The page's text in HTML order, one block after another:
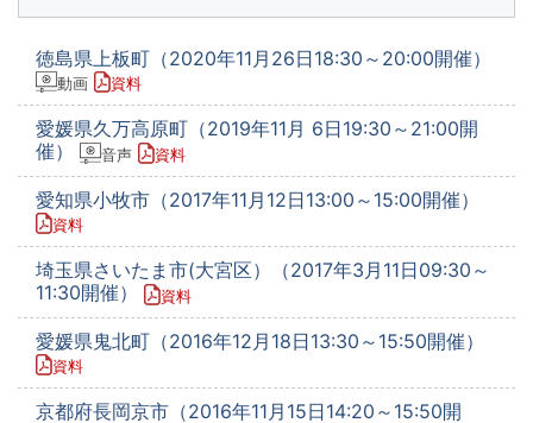
徳島県上板町（2020年11月26日18:30～20:00開催）
動画 資料
愛媛県久万高原町（2019年11月 6日19:30～21:00開
催）
音声 資料
愛知県小牧市（2017年11月12日13:00～15:00開催）
資料
埼玉県さいたま市(大宮区）（2017年3月11日09:30～
11:30開催）
資料
愛媛県鬼北町（2016年12月18日13:30～15:50開催）
資料
京都府長岡京市（2016年11月15日14:20～15:50開